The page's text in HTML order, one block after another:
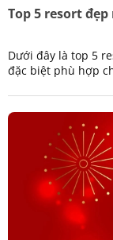
Top 5 resort
Dưới đây là top 5
đặc biệt phù hợp